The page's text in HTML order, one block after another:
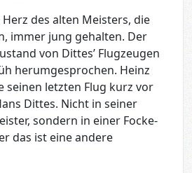
des alten Meisters, die
immer jung gehalten. Der
von Dittes’ Flugzeugen
herumgesprochen. Heinz
seinen letzten Flug kurz vor
Dittes. Nicht in seiner
sondern in einer Focke-
das ist eine andere